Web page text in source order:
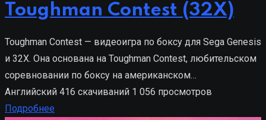
Toughman Contest (32X)
Toughman Contest — видеоигра по боксу для Sega Genesis
и 32X. Она основана на Toughman Contest, любительском
соревновании по боксу на американском…
Английский 416 скачиваний 1 056 просмотров
Подробнее